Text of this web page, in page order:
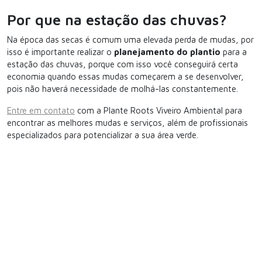
Por que na estação das chuvas?
Na época das secas é comum uma elevada perda de mudas, por
isso é importante realizar o planejamento do plantio para a
estação das chuvas, porque com isso você conseguirá certa
economia quando essas mudas começarem a se desenvolver,
pois não haverá necessidade de molhá-las constantemente.
Entre em contato com a Plante Roots Viveiro Ambiental para
encontrar as melhores mudas e serviços, além de profissionais
especializados para potencializar a sua área verde.